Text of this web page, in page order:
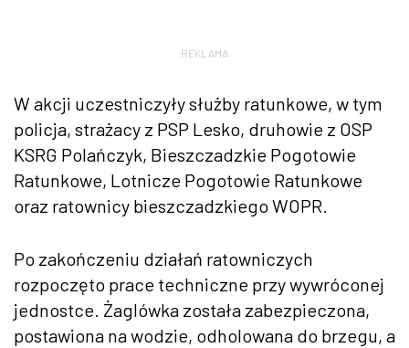
REKLAMA
W akcji uczestniczyły służby ratunkowe, w tym
policja, strażacy z PSP Lesko, druhowie z OSP
KSRG Polańczyk, Bieszczadzkie Pogotowie
Ratunkowe, Lotnicze Pogotowie Ratunkowe
oraz ratownicy bieszczadzkiego WOPR.
Po zakończeniu działań ratowniczych
rozpoczęto prace techniczne przy wywróconej
jednostce. Żaglówka została zabezpieczona,
postawiona na wodzie, odholowana do brzegu, a